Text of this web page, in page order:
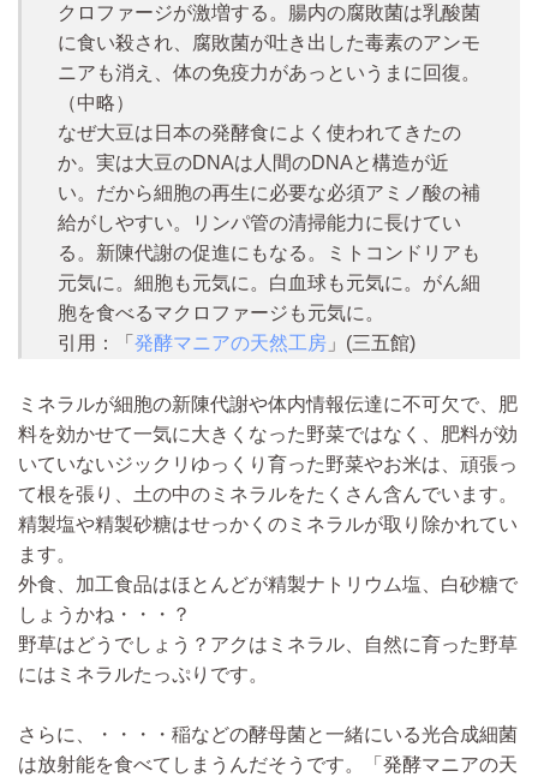
クロファージが激増する。腸内の腐敗菌は乳酸菌
に食い殺され、腐敗菌が吐き出した毒素のアンモ
ニアも消え、体の免疫力があっというまに回復。
（中略）
なぜ大豆は日本の発酵食によく使われてきたの
か。実は大豆のDNAは人間のDNAと構造が近
い。だから細胞の再生に必要な必須アミノ酸の補
給がしやすい。リンパ管の清掃能力に長けてい
る。新陳代謝の促進にもなる。ミトコンドリアも
元気に。細胞も元気に。白血球も元気に。がん細
胞を食べるマクロファージも元気に。
引用：「 発酵マニアの天然工房」(三五館)
ミネラルが細胞の新陳代謝や体内情報伝達に不可欠で、肥
料を効かせて一気に大きくなった野菜ではなく、肥料が効
いていないジックリゆっくり育った野菜やお米は、頑張っ
て根を張り、土の中のミネラルをたくさん含んでいます。
精製塩や精製砂糖はせっかくのミネラルが取り除かれてい
ます。
外食、加工食品はほとんどが精製ナトリウム塩、白砂糖で
しょうかね・・・？
野草はどうでしょう？アクはミネラル、
自然に育った野草
にはミネラルたっぷりです。
さらに、・・・・稲などの酵母菌と一緒にいる光合成細菌
は放射能を食べてしまうんだそうです。「発酵マニアの天